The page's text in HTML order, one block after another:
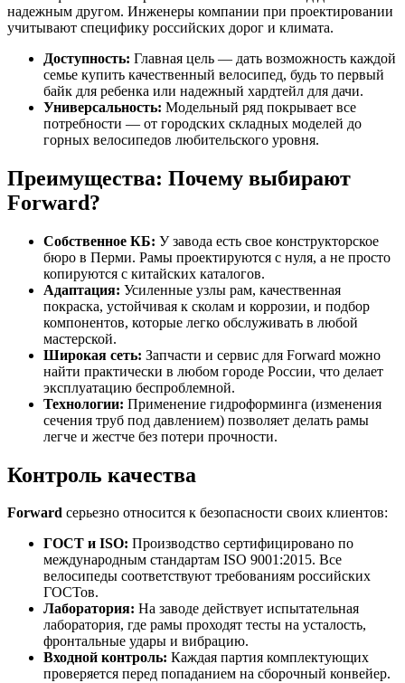
надежным другом. Инженеры компании при проектировании
учитывают специфику российских дорог и климата.
Доступность: Главная цель — дать возможность каждой
семье купить качественный велосипед, будь то первый
байк для ребенка или надежный хардтейл для дачи.
Универсальность: Модельный ряд покрывает все
потребности — от городских складных моделей до
горных велосипедов любительского уровня.
Преимущества: Почему выбирают
Forward?
Собственное КБ: У завода есть свое конструкторское
бюро в Перми. Рамы проектируются с нуля, а не просто
копируются с китайских каталогов.
Адаптация: Усиленные узлы рам, качественная
покраска, устойчивая к сколам и коррозии, и подбор
компонентов, которые легко обслуживать в любой
мастерской.
Широкая сеть: Запчасти и сервис для Forward можно
найти практически в любом городе России, что делает
эксплуатацию беспроблемной.
Технологии: Применение гидроформинга (изменения
сечения труб под давлением) позволяет делать рамы
легче и жестче без потери прочности.
Контроль качества
Forward серьезно относится к безопасности своих клиентов:
ГОСТ и ISO: Производство сертифицировано по
международным стандартам ISO 9001:2015. Все
велосипеды соответствуют требованиям российских
ГОСТов.
Лаборатория: На заводе действует испытательная
лаборатория, где рамы проходят тесты на усталость,
фронтальные удары и вибрацию.
Входной контроль: Каждая партия комплектующих
проверяется перед попаданием на сборочный конвейер.